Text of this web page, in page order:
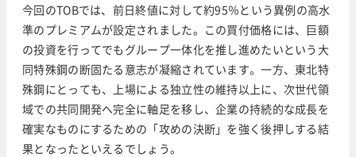
今回のTOBでは、前日終値に対して約95％という異例の高水
準のプレミアムが設定されました。この買付価格には、巨額
の投資を行ってでもグループ一体化を推し進めたいという大
同特殊鋼の断固たる意志が凝縮されています。一方、東北特
殊鋼にとっても、上場による独立性の維持以上に、次世代領
域での共同開発へ完全に軸足を移し、企業の持続的な成長を
確実なものにするための「攻めの決断」を強く後押しする結
果となったといえるでしょう。